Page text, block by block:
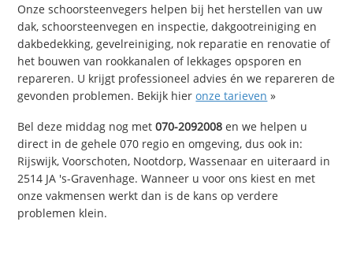
Onze schoorsteenvegers helpen bij het herstellen van uw
dak, schoorsteenvegen en inspectie, dakgootreiniging en
dakbedekking, gevelreiniging, nok reparatie en renovatie of
het bouwen van rookkanalen of lekkages opsporen en
repareren. U krijgt professioneel advies én we repareren de
gevonden problemen. Bekijk hieronze tarieven »
Bel deze middag nog met070-2092008 en we helpen u
direct in de gehele 070 regio en omgeving, dus ook in:
Rijswijk, Voorschoten, Nootdorp, Wassenaar en uiteraard in
2514 JA 's-Gravenhage. Wanneer u voor ons kiest en met
onze vakmensen werkt dan is de kans op verdere
problemen klein.